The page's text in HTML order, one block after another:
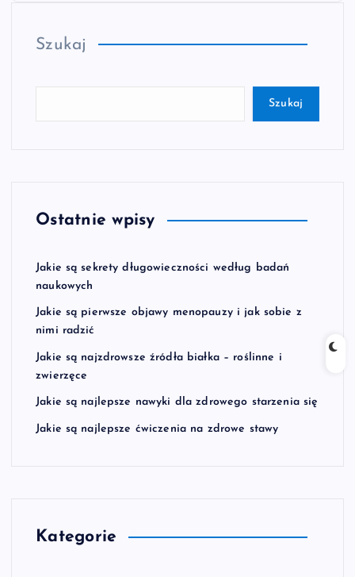
Szukaj
Szukaj
Ostatnie wpisy
Jakie są sekrety długowieczności według badań
naukowych
Jakie są pierwsze objawy menopauzy i jak sobie z
nimi radzić
Jakie są najzdrowsze źródła białka – roślinne i
zwierzęce
Jakie są najlepsze nawyki dla zdrowego starzenia się
Jakie są najlepsze ćwiczenia na zdrowe stawy
Kategorie